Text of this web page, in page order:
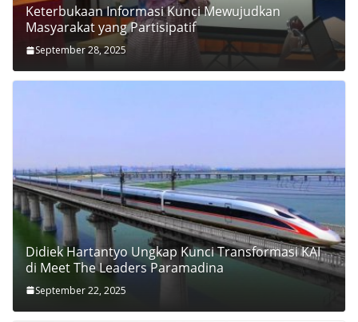
Keterbukaan Informasi Kunci Mewujudkan
Masyarakat yang Partisipatif
September 28, 2025
Didiek Hartantyo Ungkap Kunci Transformasi KAI
di Meet The Leaders Paramadina
September 22, 2025